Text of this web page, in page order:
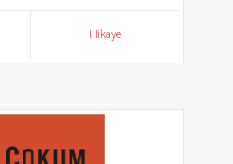
Hikaye